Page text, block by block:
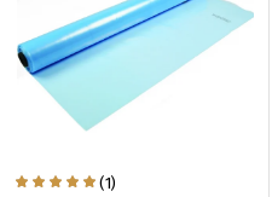
(1)